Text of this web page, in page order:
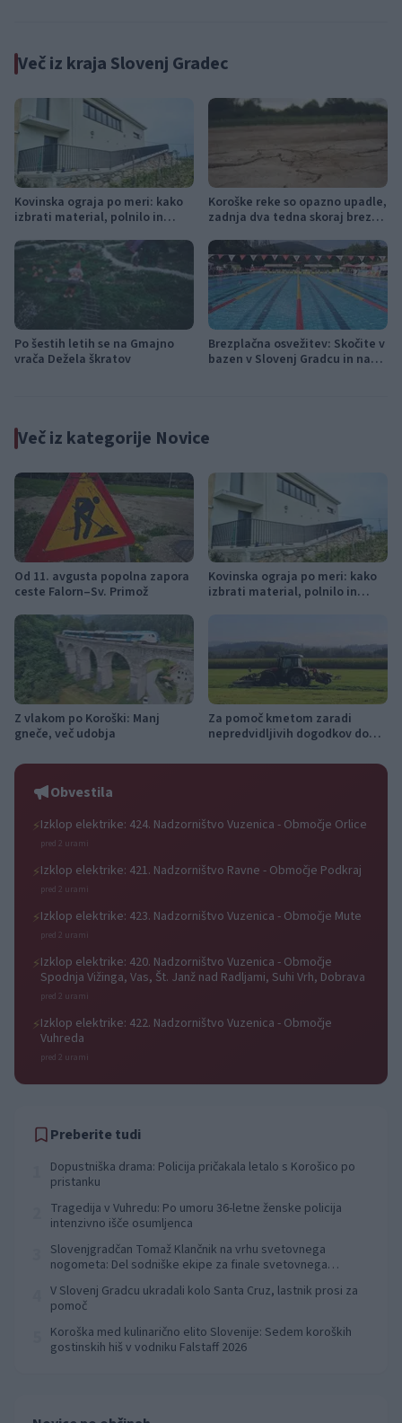
Več iz kraja Slovenj Gradec
Kovinska ograja po meri: kako
izbrati material, polnilo in
Koroške reke so opazno upadle,
zadnja dva tedna skoraj brez
Po šestih letih se na Gmajno
vrača Dežela škratov
Brezplačna osvežitev: Skočite v
bazen v Slovenj Gradcu in na
Več iz kategorije Novice
Od 11. avgusta popolna zapora
ceste Falorn–Sv. Primož
Kovinska ograja po meri: kako
izbrati material, polnilo in
Z vlakom po Koroški: Manj
gneče, več udobja
Za pomoč kmetom zaradi
nepredvidljivih dogodkov do
Obvestila
⚡Izklop elektrike: 424. Nadzorništvo Vuzenica - Območje Orlice
pred 2 urami
⚡Izklop elektrike: 421. Nadzorništvo Ravne - Območje Podkraj
pred 2 urami
⚡Izklop elektrike: 423. Nadzorništvo Vuzenica - Območje Mute
pred 2 urami
⚡Izklop elektrike: 420. Nadzorništvo Vuzenica - Območje
Spodnja Vižinga, Vas, Št. Janž nad Radljami, Suhi Vrh, Dobrava
pred 2 urami
⚡Izklop elektrike: 422. Nadzorništvo Vuzenica - Območje
Vuhreda
pred 2 urami
Preberite tudi
Dopustniška drama: Policija pričakala letalo s Korošico po
pristanku
Tragedija v Vuhredu: Po umoru 36-letne ženske policija
intenzivno išče osumljenca
Slovenjgradčan Tomaž Klančnik na vrhu svetovnega
nogometa: Del sodniške ekipe za finale svetovnega
V Slovenj Gradcu ukradali kolo Santa Cruz, lastnik prosi za
pomoč
Koroška med kulinarično elito Slovenije: Sedem koroških
gostinskih hiš v vodniku Falstaff 2026